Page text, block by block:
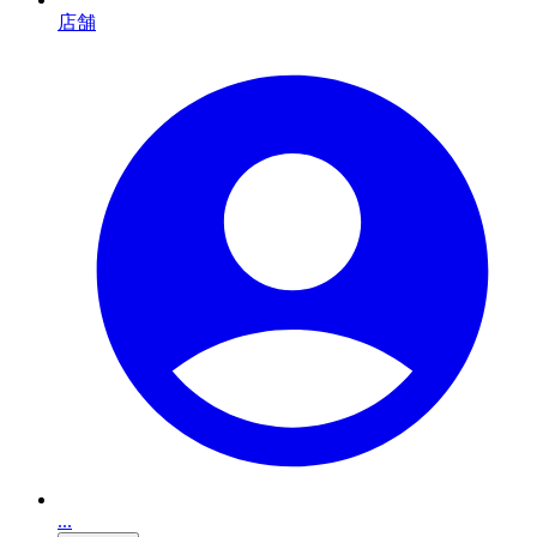
店舗
...